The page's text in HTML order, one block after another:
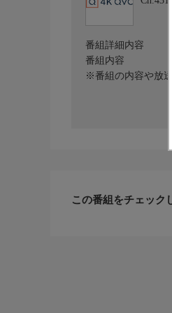
番組詳細内容
番組内容
※番組の内容や放
この番組をチェック